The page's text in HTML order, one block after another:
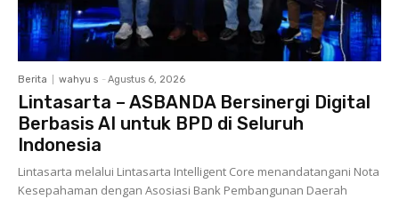
Berita wahyu s - Agustus 6, 2026
Lintasarta – ASBANDA Bersinergi Digital
Berbasis AI untuk BPD di Seluruh
Indonesia
Lintasarta melalui Lintasarta Intelligent Core menandatangani Nota
Kesepahaman dengan Asosiasi Bank Pembangunan Daerah